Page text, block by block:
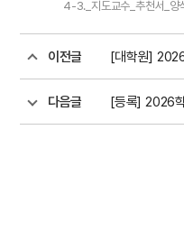
4-3._지도교수_추천서_
이전글 [대학원]
다음글 [등록] 2026